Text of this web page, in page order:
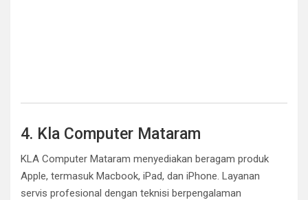
4. Kla Computer Mataram
KLA Computer Mataram menyediakan beragam produk
Apple, termasuk Macbook, iPad, dan iPhone. Layanan
servis profesional dengan teknisi berpengalaman